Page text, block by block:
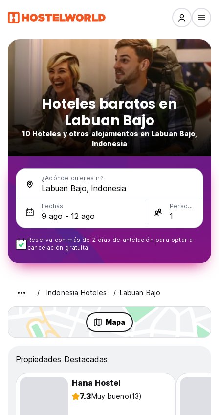
Hoteles baratos en
Labuan Bajo
10 Hoteles y otros alojamientos en Labuan Bajo,
Indonesia
¿Adónde quieres ir?
Fechas Personas
Reserva con más de 2 días de antelación para optar a
cancelación gratuita
Indonesia Hoteles Labuan Bajo
Mapa
Propiedades Destacadas
Hana Hostel
7.3Muy bueno(13)